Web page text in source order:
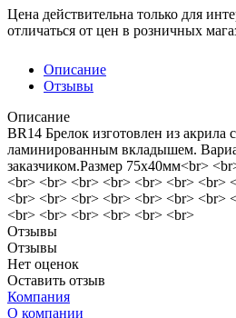
Цена действительна только для
отличаться от цен в розничных
Описание
Отзывы
Описание
BR14 Брелок изготовлен из акрила
ламинированным вкладышем.
заказчиком.Размер 75х40мм<br>
<br> <br> <br> <br> <br> <br> <br>
<br> <br> <br> <br> <br> <br> <br>
<br> <br> <br> <br> <br> <br>
Отзывы
Отзывы
Нет оценок
Оставить отзыв
Компания
О компании